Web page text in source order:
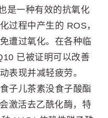
是一种有效的抗氧化
过程中产生的 ROS，
遭过氧化。在各种临
已被证明可以改善
表现并减轻疲劳。
子儿茶素没食子酸酯
激活去乙酰化酶，特